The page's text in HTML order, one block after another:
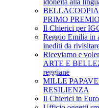
idoneità alla
PRIMO
Il Chierici per
Reggio Emilia in
inediti da
Riceviamo e
ARTE E
reggiane
MILLE
RESILIENZA
Il Chierici in